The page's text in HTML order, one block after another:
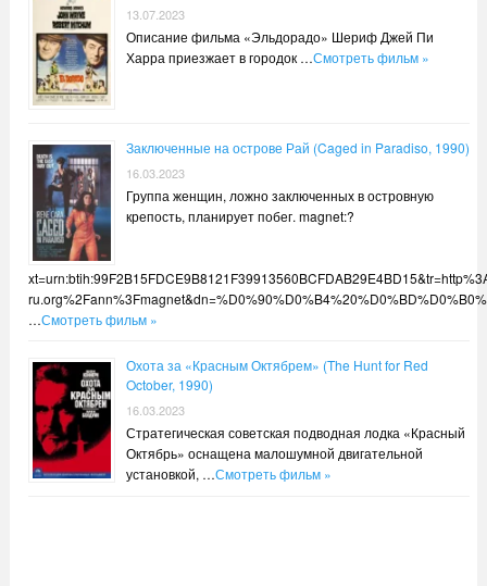
13.07.2023
Описание фильма «Эльдорадо» Шериф Джей Пи
Харра приезжает в городок …Смотреть фильм »
Заключенные на острове Рай (Caged in Paradiso, 1990)
16.03.2023
Группа женщин, ложно заключенных в островную
крепость, планирует побег. magnet:?
…Смотреть фильм »
Охота за «Красным Октябрем» (The Hunt for Red
October, 1990)
16.03.2023
Стратегическая советская подводная лодка «Красный
Октябрь» оснащена малошумной двигательной
установкой, …Смотреть фильм »